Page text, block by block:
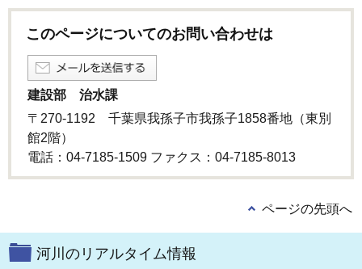
このページについてのお問い合わせは
建設部 治水課
〒270-1192 千葉県我孫子市我孫子1858番地（東別
館2階）
電話：04-7185-1509 ファクス：04-7185-8013
ページの先頭へ
河川のリアルタイム情報